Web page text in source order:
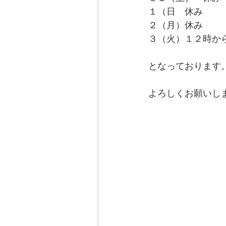
１（日　休み
２（月）休み
３（火）１２時か
となっております。
よろしくお願いし